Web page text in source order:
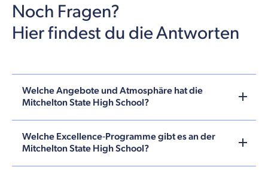
Noch Fragen?
Hier findest du die Antworten
Welche Angebote und Atmosphäre hat die
Mitchelton State High School?
Welche Excellence‑Programme gibt es an der
Mitchelton State High School?